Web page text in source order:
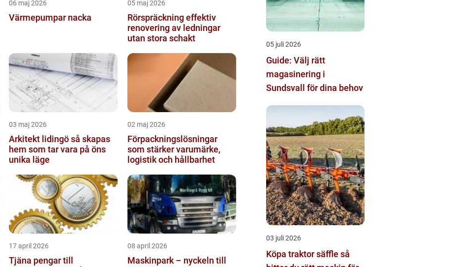
06 maj 2026
Värmepumpar nacka
05 maj 2026
Rörspräckning effektiv
renovering av ledningar
utan stora schakt
03 maj 2026
Arkitekt lidingö så skapas
hem som tar vara på öns
unika läge
02 maj 2026
Förpackningslösningar
som stärker varumärke,
logistik och hållbarhet
17 april 2026
Tjäna pengar till
08 april 2026
Maskinpark – nyckeln till
05 juli 2026
Guide: Välj rätt
magasinering i
Sundsvall för dina behov
03 juli 2026
Köpa traktor säffle så